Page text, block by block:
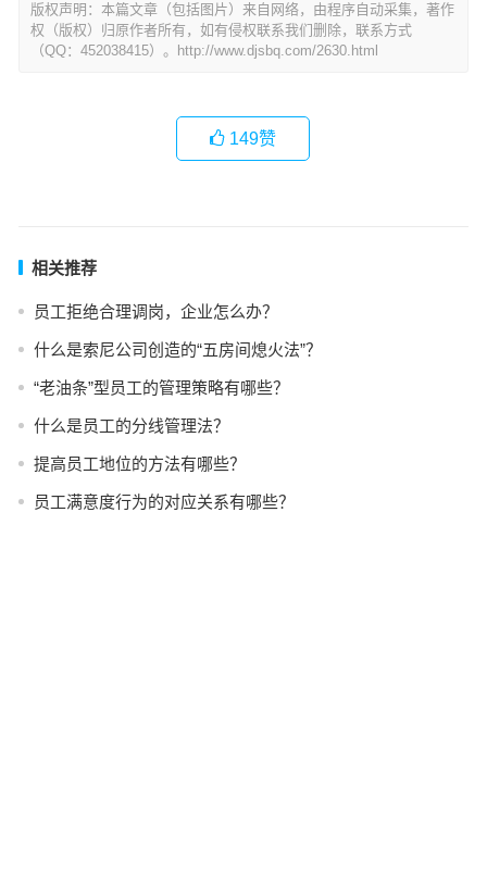
版权声明：本篇文章（包括图片）来自网络，由程序自动采集，著作
权（版权）归原作者所有，如有侵权联系我们删除，联系方式
（QQ：452038415）。http://www.djsbq.com/2630.html
149赞
相关推荐
员工拒绝合理调岗，企业怎么办？
什么是索尼公司创造的“五房间熄火法”？
“老油条”型员工的管理策略有哪些？
什么是员工的分线管理法？
提高员工地位的方法有哪些？
员工满意度行为的对应关系有哪些？